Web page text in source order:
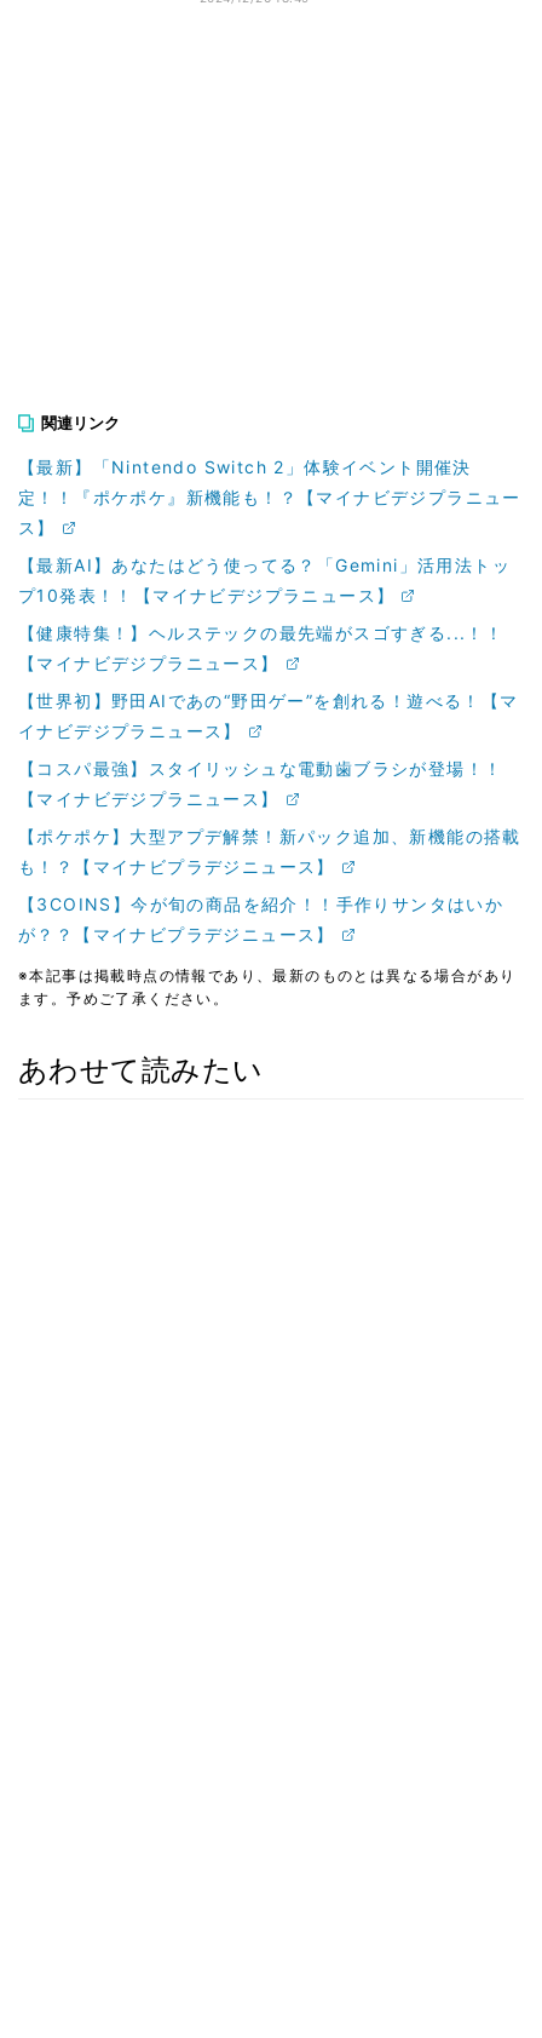
関連リンク
【最新】「Nintendo Switch 2」体験イベント開催決
定！！『ポケポケ』新機能も！？【マイナビデジプラニュー
ス】
【最新AI】あなたはどう使ってる？「Gemini」活用法トッ
プ10発表！！【マイナビデジプラニュース】
【健康特集！】ヘルステックの最先端がスゴすぎる...！！
【マイナビデジプラニュース】
【世界初】野田AIであの“野田ゲー”を創れる！遊べる！【マ
イナビデジプラニュース】
【コスパ最強】スタイリッシュな電動歯ブラシが登場！！
【マイナビデジプラニュース】
【ポケポケ】大型アプデ解禁！新パック追加、新機能の搭載
も！？【マイナビプラデジニュース】
【3COINS】今が旬の商品を紹介！！手作りサンタはいか
が？？【マイナビプラデジニュース】
※本記事は掲載時点の情報であり、最新のものとは異なる場合があり
ます。予めご了承ください。
あわせて読みたい